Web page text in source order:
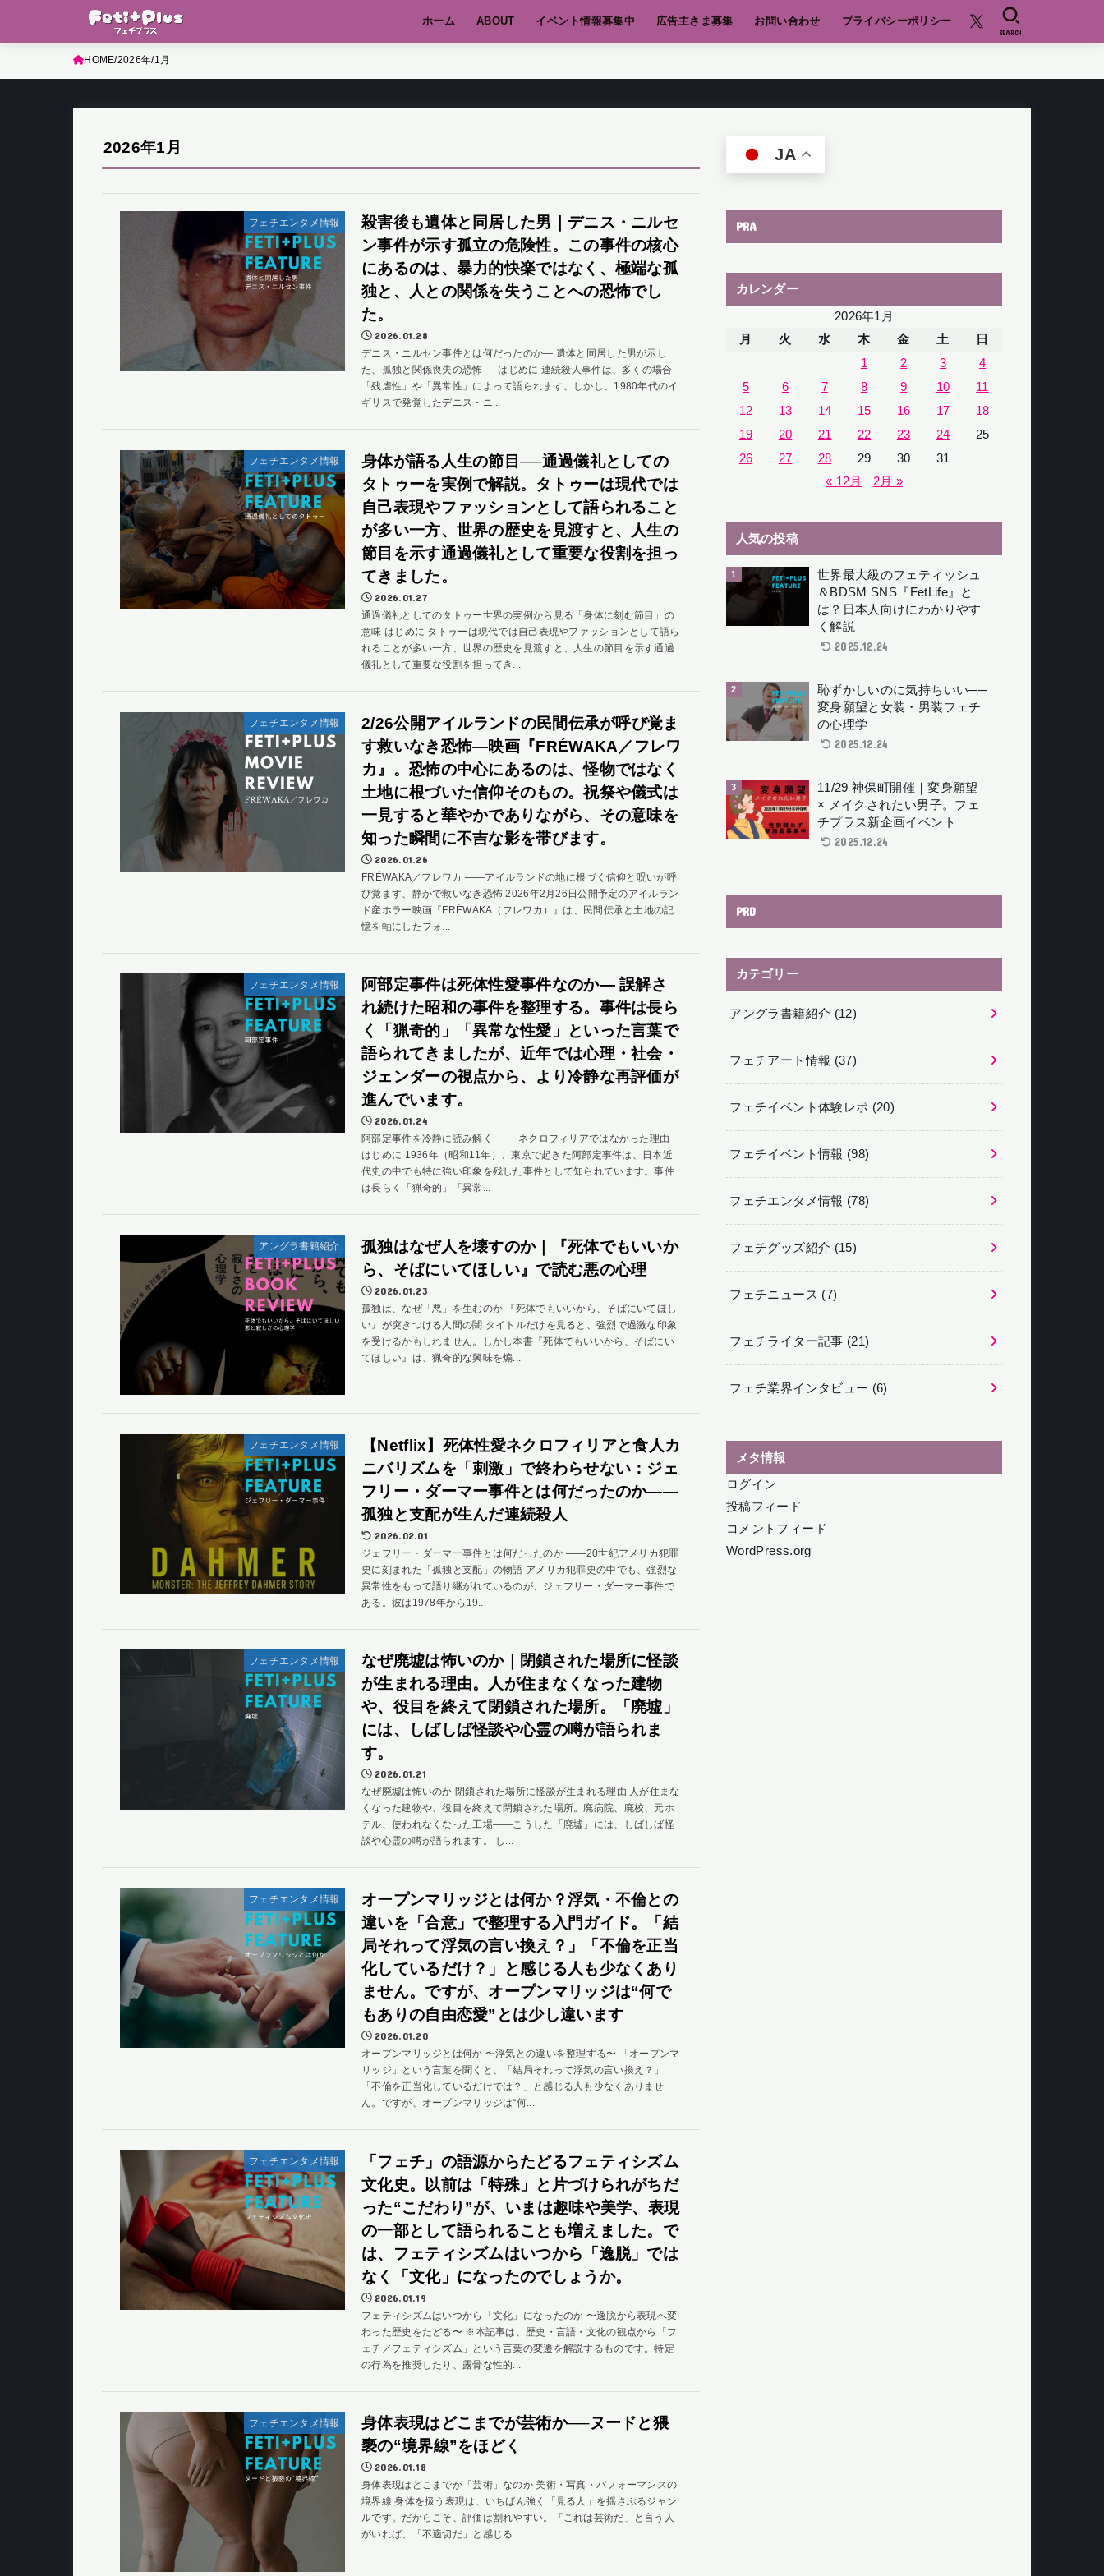
ホーム ABOUT イベント情報募集中 広告主さま募集 お問い合わせ プライバシーポリシー
SEARCH
HOME 2026年 1月
2026年1月
フェチエンタメ情報
殺害後も遺体と同居した男｜デニス・ニルセ
ン事件が示す孤立の危険性。この事件の核心
にあるのは、暴力的快楽ではなく、極端な孤
独と、人との関係を失うことへの恐怖でし
た。
2026.01.28
デニス・ニルセン事件とは何だったのか― 遺体と同居した男が示し
た、孤独と関係喪失の恐怖 ― はじめに 連続殺人事件は、多くの場合
「残虐性」や「異常性」によって語られます。しかし、1980年代のイ
ギリスで発覚したデニス・ニ...
フェチエンタメ情報
身体が語る人生の節目──通過儀礼としての
タトゥーを実例で解説。タトゥーは現代では
自己表現やファッションとして語られること
が多い一方、世界の歴史を見渡すと、人生の
節目を示す通過儀礼として重要な役割を担っ
てきました。
2026.01.27
通過儀礼としてのタトゥー世界の実例から見る「身体に刻む節目」の
意味 はじめに タトゥーは現代では自己表現やファッションとして語ら
れることが多い一方、世界の歴史を見渡すと、人生の節目を示す通過
儀礼として重要な役割を担ってき...
フェチエンタメ情報
2/26公開アイルランドの民間伝承が呼び覚ま
す救いなき恐怖―映画『FRÉWAKA／フレワ
カ』。恐怖の中心にあるのは、怪物ではなく
土地に根づいた信仰そのもの。祝祭や儀式は
一見すると華やかでありながら、その意味を
知った瞬間に不吉な影を帯びます。
2026.01.26
FRÉWAKA／フレワカ ――アイルランドの地に根づく信仰と呪いが呼
び覚ます、静かで救いなき恐怖 2026年2月26日公開予定のアイルラン
ド産ホラー映画『FRÉWAKA（フレワカ）』は、民間伝承と土地の記
憶を軸にしたフォ...
フェチエンタメ情報
阿部定事件は死体性愛事件なのか― 誤解さ
れ続けた昭和の事件を整理する。事件は長ら
く「猟奇的」「異常な性愛」といった言葉で
語られてきましたが、近年では心理・社会・
ジェンダーの視点から、より冷静な再評価が
進んでいます。
2026.01.24
阿部定事件を冷静に読み解く ―― ネクロフィリアではなかった理由
はじめに 1936年（昭和11年）、東京で起きた阿部定事件は、日本近
代史の中でも特に強い印象を残した事件として知られています。事件
は長らく「猟奇的」「異常...
アングラ書籍紹介
孤独はなぜ人を壊すのか｜『死体でもいいか
ら、そばにいてほしい』で読む悪の心理
2026.01.23
孤独は、なぜ「悪」を生むのか 『死体でもいいから、そばにいてほし
い』が突きつける人間の闇 タイトルだけを見ると、強烈で過激な印象
を受けるかもしれません。しかし本書『死体でもいいから、そばにい
てほしい』は、猟奇的な興味を煽...
フェチエンタメ情報
【Netflix】死体性愛ネクロフィリアと食人カ
ニバリズムを「刺激」で終わらせない：ジェ
フリー・ダーマー事件とは何だったのか――
孤独と支配が生んだ連続殺人
2026.02.01
ジェフリー・ダーマー事件とは何だったのか ――20世紀アメリカ犯罪
史に刻まれた「孤独と支配」の物語 アメリカ犯罪史の中でも、強烈な
異常性をもって語り継がれているのが、ジェフリー・ダーマー事件で
ある。彼は1978年から19...
フェチエンタメ情報
なぜ廃墟は怖いのか｜閉鎖された場所に怪談
が生まれる理由。人が住まなくなった建物
や、役目を終えて閉鎖された場所。「廃墟」
には、しばしば怪談や心霊の噂が語られま
す。
2026.01.21
なぜ廃墟は怖いのか 閉鎖された場所に怪談が生まれる理由 人が住まな
くなった建物や、役目を終えて閉鎖された場所。廃病院、廃校、元ホ
テル、使われなくなった工場――こうした「廃墟」には、しばしば怪
談や心霊の噂が語られます。 し...
フェチエンタメ情報
オープンマリッジとは何か？浮気・不倫との
違いを「合意」で整理する入門ガイド。「結
局それって浮気の言い換え？」「不倫を正当
化しているだけ？」と感じる人も少なくあり
ません。ですが、オープンマリッジは“何で
もありの自由恋愛”とは少し違います
2026.01.20
オープンマリッジとは何か 〜浮気との違いを整理する〜 「オープンマ
リッジ」という言葉を聞くと、「結局それって浮気の言い換え？」
「不倫を正当化しているだけでは？」と感じる人も少なくありませ
ん。ですが、オープンマリッジは“何...
フェチエンタメ情報
「フェチ」の語源からたどるフェティシズム
文化史。以前は「特殊」と片づけられがちだ
った“こだわり”が、いまは趣味や美学、表現
の一部として語られることも増えました。で
は、フェティシズムはいつから「逸脱」では
なく「文化」になったのでしょうか。
2026.01.19
フェティシズムはいつから「文化」になったのか 〜逸脱から表現へ変
わった歴史をたどる〜 ※本記事は、歴史・言語・文化の観点から「フ
ェチ／フェティシズム」という言葉の変遷を解説するものです。特定
の行為を推奨したり、露骨な性的...
フェチエンタメ情報
身体表現はどこまでが芸術か──ヌードと猥
褻の“境界線”をほどく
2026.01.18
身体表現はどこまでが「芸術」なのか 美術・写真・パフォーマンスの
境界線 身体を扱う表現は、いちばん強く「見る人」を揺さぶるジャン
ルです。だからこそ、評価は割れやすい。「これは芸術だ」と言う人
がいれば、「不適切だ」と感じる...
JA
PRA
カレンダー
2026年1月
月
火 水 木 金 土
日
1
2 3
4
5
6 7 8 9 10
11
12
13 14 15 16 17
18
19
20 21 22 23 24
25
26
27 28 29 30
31
« 12月
2月 »
人気の投稿
世界最大級のフェティッシュ
＆BDSM SNS『FetLife』と
は？日本人向けにわかりやす
く解説
2025.12.24
恥ずかしいのに気持ちいい──
変身願望と女装・男装フェチ
の心理学
2025.12.24
11/29 神保町開催｜変身願望
× メイクされたい男子。フェ
チプラス新企画イベント
2025.12.24
PRD
カテゴリー
アングラ書籍紹介 (12)
フェチアート情報 (37)
フェチイベント体験レポ (20)
フェチイベント情報 (98)
フェチエンタメ情報 (78)
フェチグッズ紹介 (15)
フェチニュース (7)
フェチライター記事 (21)
フェチ業界インタビュー (6)
メタ情報
ログイン
投稿フィード
コメントフィード
WordPress.org